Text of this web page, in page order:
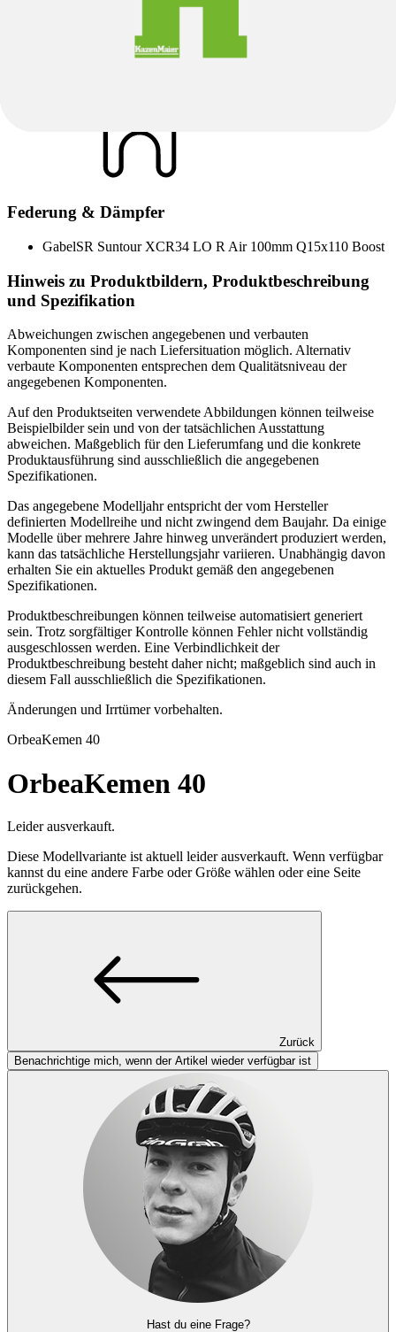
Selle Royal Vivo Ergo 145 x 269mm
Federung & Dämpfer
GabelSR Suntour XCR34 LO R Air 100mm Q15x110 Boost
Hinweis zu Produktbildern, Produktbeschreibung
und Spezifikation
Abweichungen zwischen angegebenen und verbauten
Komponenten sind je nach Liefersituation möglich. Alternativ
verbaute Komponenten entsprechen dem Qualitätsniveau der
angegebenen Komponenten.
Auf den Produktseiten verwendete Abbildungen können teilweise
Beispielbilder sein und von der tatsächlichen Ausstattung
abweichen. Maßgeblich für den Lieferumfang und die konkrete
Produktausführung sind ausschließlich die angegebenen
Spezifikationen.
Das angegebene Modelljahr entspricht der vom Hersteller
definierten Modellreihe und nicht zwingend dem Baujahr. Da einige
Modelle über mehrere Jahre hinweg unverändert produziert werden,
kann das tatsächliche Herstellungsjahr variieren. Unabhängig davon
erhalten Sie ein aktuelles Produkt gemäß den angegebenen
Spezifikationen.
Produktbeschreibungen können teilweise automatisiert generiert
sein. Trotz sorgfältiger Kontrolle können Fehler nicht vollständig
ausgeschlossen werden. Eine Verbindlichkeit der
Produktbeschreibung besteht daher nicht; maßgeblich sind auch in
diesem Fall ausschließlich die Spezifikationen.
Änderungen und Irrtümer vorbehalten.
OrbeaKemen 40
OrbeaKemen 40
Leider ausverkauft.
Diese Modellvariante ist aktuell leider ausverkauft. Wenn verfügbar
kannst du eine andere Farbe oder Größe wählen oder eine Seite
zurückgehen.
Zurück
Benachrichtige mich, wenn der Artikel wieder verfügbar ist
Hast du eine Frage?